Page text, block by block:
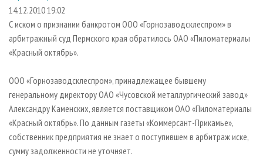
СУШКА ДРЕВЕСИНЫ
ПРОИЗВОДСТВО ДРЕВЕСНЫХ ПЛИТ
ДЕРЕВЯННОЕ ДОМОСТРОЕНИЕ
БИОЭНЕРГЕТИКА
ЦБП
ИНСТРУМЕНТ И МАТЕРИАЛЫ
ПЕРСОНЫ
МОБИЛЬНЫЕ ВЫСТАВКИ
ОФИЦИАЛЬНЫЕ ДЕЛЕГАЦИИ
RUSSIAN FORESTRY REVIEW
ГАЗЕТА ЛЕСПРОМФОРУМ
БИБЛИОТЕКА СПЕЦИАЛИСТА
КОНТАКТЫ
РЕКЛАМА
РЕКЛАМА НА САЙТЕ
14.12.2010 19:02
С иском о признании банкротом ООО «Горнозаводсклеспром» в
арбитражный суд Пермского края обратилось ОАО «Пиломатериалы
«Красный октябрь».
ООО «Горнозаводсклеспром», принадлежащее бывшему
генеральному директору ОАО «Чусовской металлургический завод»
Александру Каменских, является поставщиком ОАО «Пиломатериалы
«Красный октябрь». По данным газеты «Коммерсант-Прикамье»,
собственник предприятия не знает о поступившем в арбитраж иске,
сумму задолженности не уточняет.